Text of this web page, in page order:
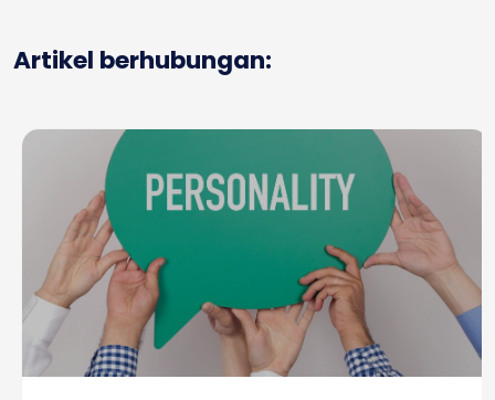
Artikel berhubungan: